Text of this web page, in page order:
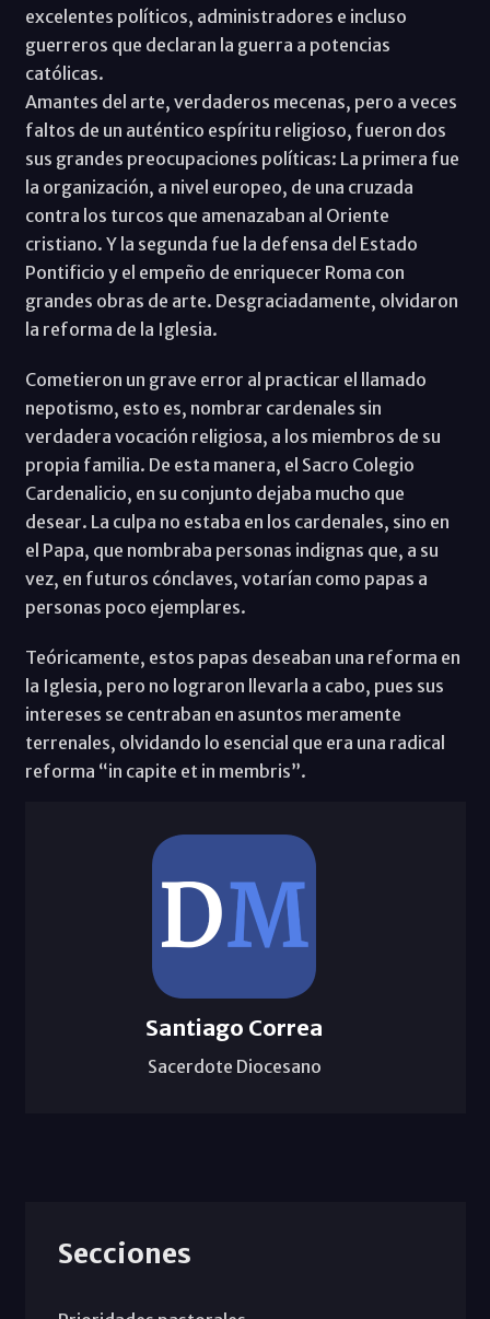
excelentes políticos, administradores e incluso
guerreros que declaran la guerra a potencias
católicas.
Amantes del arte, verdaderos mecenas, pero a veces
faltos de un auténtico espíritu religioso, fueron dos
sus grandes preocupaciones políticas: La primera fue
la organización, a nivel europeo, de una cruzada
contra los turcos que amenazaban al Oriente
cristiano. Y la segunda fue la defensa del Estado
Pontificio y el empeño de enriquecer Roma con
grandes obras de arte. Desgraciadamente, olvidaron
la reforma de la Iglesia.
Cometieron un grave error al practicar el llamado
nepotismo, esto es, nombrar cardenales sin
verdadera vocación religiosa, a los miembros de su
propia familia. De esta manera, el Sacro Colegio
Cardenalicio, en su conjunto dejaba mucho que
desear. La culpa no estaba en los cardenales, sino en
el Papa, que nombraba personas indignas que, a su
vez, en futuros cónclaves, votarían como papas a
personas poco ejemplares.
Teóricamente, estos papas deseaban una reforma en
la Iglesia, pero no lograron llevarla a cabo, pues sus
intereses se centraban en asuntos meramente
terrenales, olvidando lo esencial que era una radical
reforma “in capite et in membris”.
Santiago Correa
Sacerdote Diocesano
Secciones